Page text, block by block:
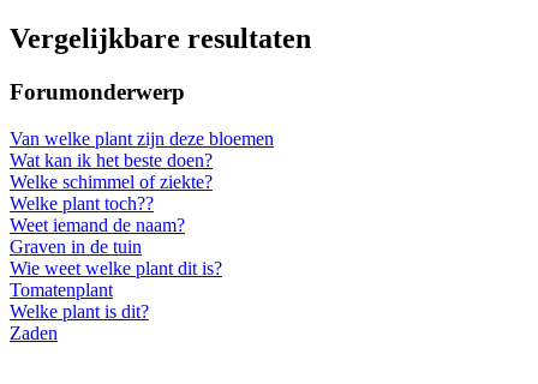
Vergelijkbare resultaten
Forumonderwerp
Van welke plant zijn deze bloemen
Wat kan ik het beste doen?
Welke schimmel of ziekte?
Welke plant toch??
Weet iemand de naam?
Graven in de tuin
Wie weet welke plant dit is?
Tomatenplant
Welke plant is dit?
Zaden